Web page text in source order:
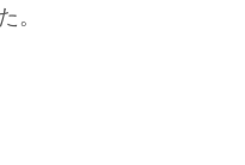
。